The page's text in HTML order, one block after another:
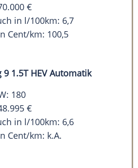
€
in l/100km: 6,7
Cent/km: 100,5
9 1.5T HEV Automatik
180
€
in l/100km: 6,6
Cent/km: k.A.